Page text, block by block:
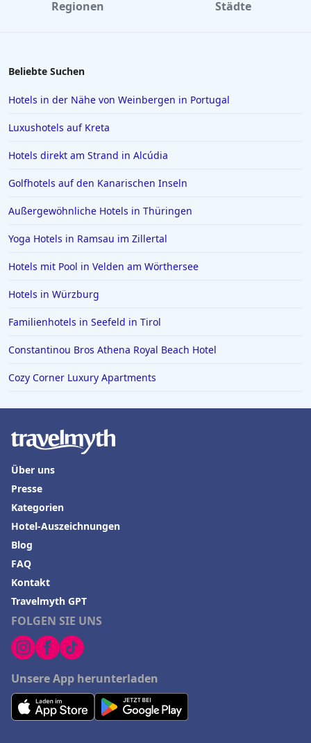
5-Sterne-Hotels in Baiersbronn
Regionen Städte
Beliebte Suchen
Hotels in der Nähe von Weinbergen in Portugal
Luxushotels auf Kreta
Hotels direkt am Strand in Alcúdia
Golfhotels auf den Kanarischen Inseln
Außergewöhnliche Hotels in Thüringen
Yoga Hotels in Ramsau im Zillertal
Hotels mit Pool in Velden am Wörthersee
Hotels in Würzburg
Familienhotels in Seefeld in Tirol
Constantinou Bros Athena Royal Beach Hotel
Cozy Corner Luxury Apartments
FOLGEN SIE UNS
Unsere App herunterladen
Über uns
Presse
Kategorien
Hotel-Auszeichnungen
Blog
FAQ
Kontakt
Travelmyth GPT